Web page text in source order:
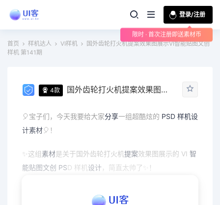
登录/注册
限时 · 首次注册即送素材币
首页
样机达人 VI样机
国外齿轮打火机提案效果图展示VI智能贴图文创
样机 第141期
4款 国外齿轮打火机提案效果图展示VI智能贴图文创样机 第141期
🎈宝子们，今天我要给大家分享一组超酷炫的 PSD 样机设
计素材🎈！
✨这组素材是关于国外齿轮打火机提案效果图展示的 VI 智
能贴图文创 PSD 样机设计，简直太帅了✨！